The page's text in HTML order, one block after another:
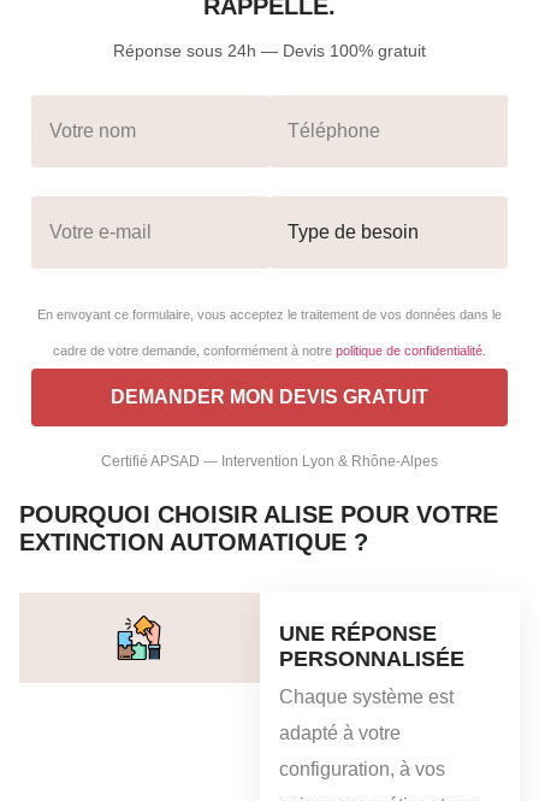
RAPPELLE.
Réponse sous 24h — Devis 100% gratuit
En envoyant ce formulaire, vous acceptez le traitement de vos données dans le
cadre de votre demande, conformément à notre politique de confidentialité
Certifié APSAD — Intervention Lyon & Rhône-Alpes
POURQUOI CHOISIR ALISE POUR VOTRE
EXTINCTION AUTOMATIQUE ?
UNE RÉPONSE
PERSONNALISÉE
Chaque système est
adapté à votre
configuration, à vos